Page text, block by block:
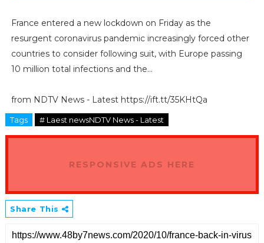
France entered a new lockdown on Friday as the
resurgent coronavirus pandemic increasingly forced other
countries to consider following suit, with Europe passing
10 million total infections and the...
from NDTV News - Latest https://ift.tt/35KHtQa
Tags # Laest newsNDTV News - Latest
RESPONSIVE ADS HERE
Share This